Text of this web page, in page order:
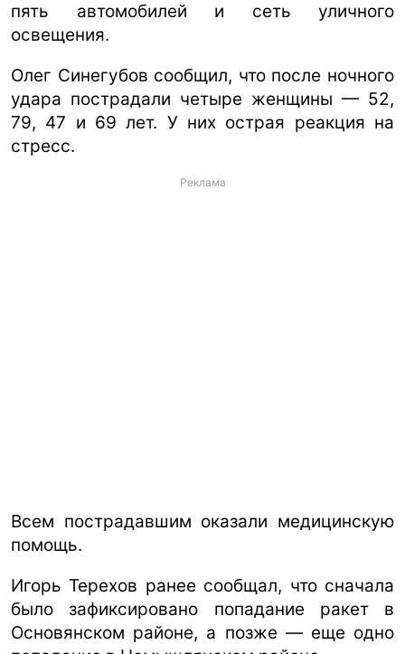
пять автомобилей и сеть уличного
освещения.
Олег Синегубов сообщил, что после ночного
удара пострадали четыре женщины — 52,
79, 47 и 69 лет. У них острая реакция на
стресс.
Реклама
Всем пострадавшим оказали медицинскую
помощь.
Игорь Терехов ранее сообщал, что сначала
было зафиксировано попадание ракет в
Основянском районе, а позже — еще одно